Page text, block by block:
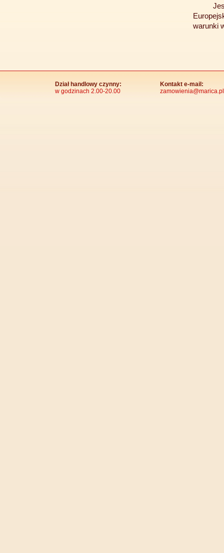
warunki
Dział handlowy czynny:
w godzinach 2.00-20.00
Kontakt e-mail:
zamowienia@marica.pl